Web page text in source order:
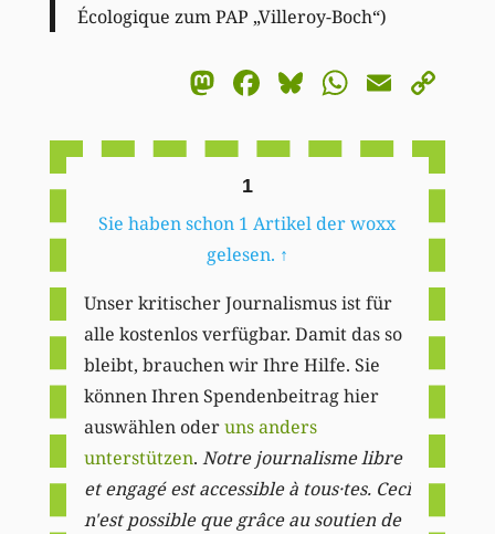
Écologique zum PAP „Villeroy-Boch“)
Mastodon
Facebook
BlueskyEmail
1
Sie haben schon 1 Artikel der woxx
gelesen. ↑
Unser kritischer Journalismus ist für
alle kostenlos verfügbar. Damit das so
bleibt, brauchen wir Ihre Hilfe. Sie
können Ihren Spendenbeitrag hier
auswählen oderuns anders
unterstützen. Notre journalisme libre
et engagé est accessible à tous·tes. Ceci
n'est possible que grâce au soutien de